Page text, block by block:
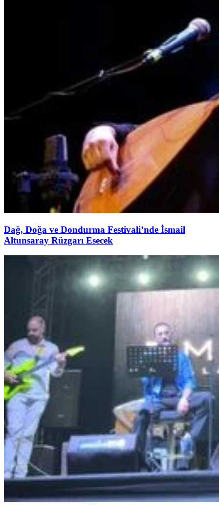
Dağ, Doğa ve Dondurma Festivali’nde İsmail
Altunsaray Rüzgarı Esecek